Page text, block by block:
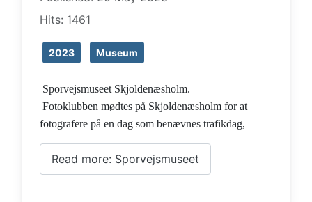
Hits: 1461
2023 Museum
Sporvejsmuseet Skjoldenæsholm.
Fotoklubben mødtes på Skjoldenæsholm for at
fotografere på en dag som benævnes trafikdag,
Read more: Sporvejsmuseet